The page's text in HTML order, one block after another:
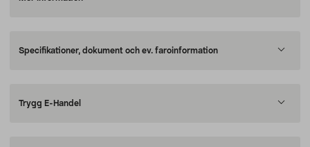
Specifikationer, dokument och ev. faroinformation
Trygg E-Handel